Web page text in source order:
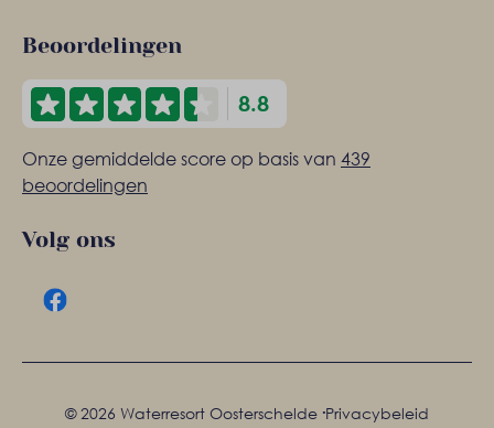
Beoordelingen
8.8
Onze gemiddelde score op basis van 439
beoordelingen
Volg ons
© 2026 Waterresort Oosterschelde ·Privacybeleid